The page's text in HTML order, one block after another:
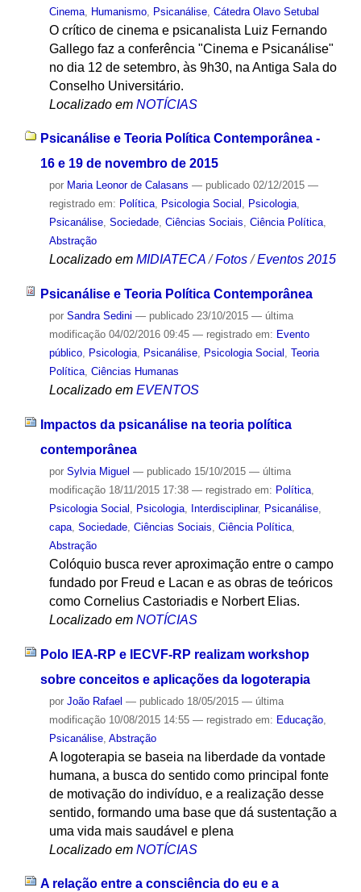
Cinema, Humanismo, Psicanálise, Cátedra Olavo Setubal
O crítico de cinema e psicanalista Luiz Fernando
Gallego faz a conferência "Cinema e Psicanálise"
no dia 12 de setembro, às 9h30, na Antiga Sala do
Conselho Universitário.
Localizado em NOTÍCIAS
Psicanálise e Teoria Política Contemporânea -
16 e 19 de novembro de 2015
por Maria Leonor de Calasans — publicado02/12/2015 —
registrado em: Política, Psicologia Social , Psicologia,
Psicanálise, Sociedade, Ciências Sociais, Ciência Política,
Abstração
Localizado em MIDIATECA /Fotos /Eventos 2015
Psicanálise e Teoria Política Contemporânea
por Sandra Sedini — publicado23/10/2015 — última
modificação04/02/2016 09:45 — registrado em: Evento
público, Psicologia, Psicanálise, Psicologia Social , Teoria
Política, Ciências Humanas
Localizado em EVENTOS
Impactos da psicanálise na teoria política
contemporânea
por Sylvia Miguel — publicado15/10/2015 — última
modificação18/11/2015 17:38 — registrado em: Política,
Psicologia Social
Psicologia, Interdisciplinar, Psicanálise,
capa, Sociedade, Ciências Sociais Ciência Política,
Abstração
Colóquio busca rever aproximação entre o campo
fundado por Freud e Lacan e as obras de teóricos
como Cornelius Castoriadis e Norbert Elias.
Localizado em NOTÍCIAS
Polo IEA-RP e IECVF-RP realizam workshop
sobre conceitos e aplicações da logoterapia
por João Rafael — publicado18/05/2015 — última
modificação10/08/2015 14:55 — registrado em: Educação,
Psicanálise, Abstração
A logoterapia se baseia na liberdade da vontade
humana, a busca do sentido como principal fonte
de motivação do indivíduo, e a realização desse
sentido, formando uma base que dá sustentação a
uma vida mais saudável e plena
Localizado em NOTÍCIAS
A relação entre a consciência do eu e a